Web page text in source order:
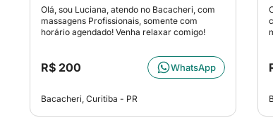
Olá, sou Luciana, atendo no Bacacheri, com
massagens Profissionais, somente com
horário agendado! Venha relaxar comigo!
R$ 200 WhatsApp
Bacacheri, Curitiba - PR